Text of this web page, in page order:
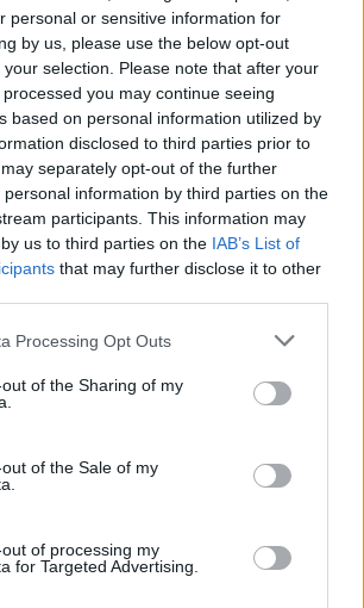
personal or sensitive information for
by us, please use the below opt-out
selection. Please note that after your
you may continue seeing
based on personal information utilized by
disclosed to third parties prior to
separately opt-out of the further
information by third parties on the
participants. This information may
us to third parties on the IAB’s List of
that may further disclose it to other
Processing Opt Outs
of the Sharing of my
of the Sale of my
of processing my
for Targeted Advertising.
dni
6. avgust 2026
teden bo Velenje obiskala
komisija projekta Moja dežela – znak
avgust 2026
Ob povečanem številu podtaknjenih
pozivi občanom k takojšnjemu
6. avgust 2026
297. členu Kazenskega zakonika je
odgovoren za javno spodbujanje
ali nestrpnosti. Komentarji z žaljivimi,
ali nezakonitimi vsebinami